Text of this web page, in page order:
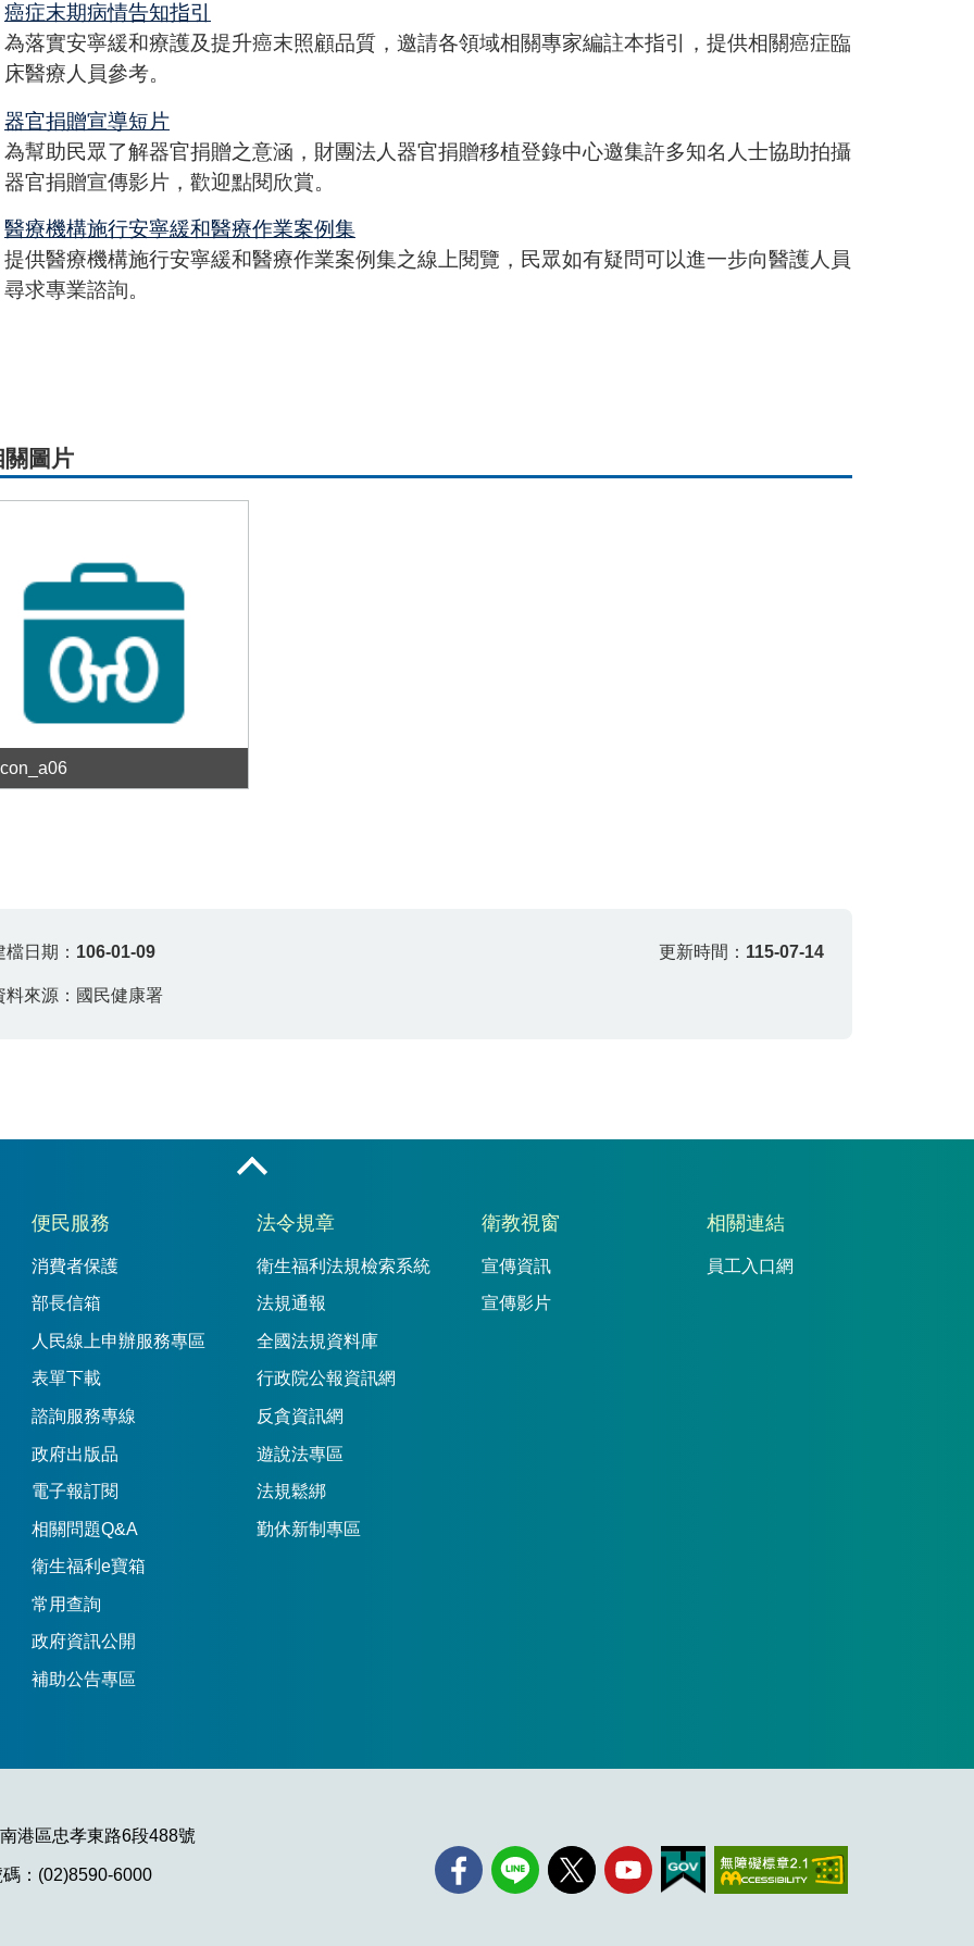
癌症末期病情告知指引
為落實安寧緩和療護及提升癌末照顧品質，邀請各領域相關專家編註本指引，提供相關癌症臨
床醫療人員參考。
器官捐贈宣導短片
為幫助民眾了解器官捐贈之意涵，財團法人器官捐贈移植登錄中心邀集許多知名人士協助拍攝
器官捐贈宣傳影片，歡迎點閱欣賞。
醫療機構施行安寧緩和醫療作業案例集
提供醫療機構施行安寧緩和醫療作業案例集之線上閱覽，民眾如有疑問可以進一步向醫護人員
尋求專業諮詢。
關圖片
檔日期： 106-01-09 更新時間： 115-07-14
料來源：國民健康署
便民服務
消費者保護
部長信箱
人民線上申辦服務專區
表單下載
諮詢服務專線
政府出版品
電子報訂閱
相關問題Q&A
衛生福利e寶箱
常用查詢
政府資訊公開
補助公告專區
法令規章
衛生福利法規檢索系統
法規通報
全國法規資料庫
行政院公報資訊網
反貪資訊網
遊說法專區
法規鬆綁
勤休新制專區
衛教視窗
宣傳資訊
宣傳影片
相關連結
員工入口網
港區忠孝東路6段488號
：(02)8590-6000